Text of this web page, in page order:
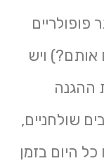
ויש
ההגנה
שולחניים,
היום בזמן